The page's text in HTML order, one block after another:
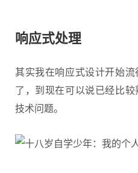
响应式处理
其实我在响应式设计开始
了，到现在可以说已经比
技术问题。